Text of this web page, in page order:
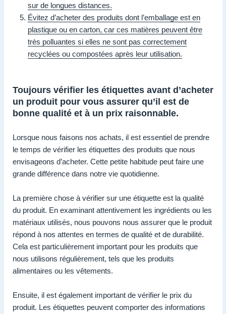
sur de longues distances.
Évitez d’acheter des produits dont l’emballage est en
plastique ou en carton, car ces matières peuvent être
très polluantes si elles ne sont pas correctement
recyclées ou compostées après leur utilisation.
Toujours vérifier les étiquettes avant d’acheter
un produit pour vous assurer qu’il est de
bonne qualité et à un prix raisonnable.
Lorsque nous faisons nos achats, il est essentiel de prendre
le temps de vérifier les étiquettes des produits que nous
envisageons d’acheter. Cette petite habitude peut faire une
grande différence dans notre vie quotidienne.
La première chose à vérifier sur une étiquette est la qualité
du produit. En examinant attentivement les ingrédients ou les
matériaux utilisés, nous pouvons nous assurer que le produit
répond à nos attentes en termes de qualité et de durabilité.
Cela est particulièrement important pour les produits que
nous utilisons régulièrement, tels que les produits
alimentaires ou les vêtements.
Ensuite, il est également important de vérifier le prix du
produit. Les étiquettes peuvent comporter des informations